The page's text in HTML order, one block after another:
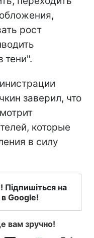
рост
тени".
заверил, что
которые
в силу
Підпишіться на
Google!
вам зручно!